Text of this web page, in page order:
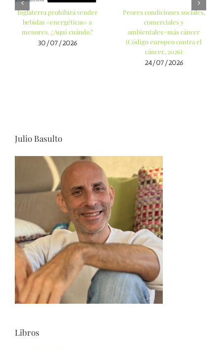
Inglaterra prohibirá vender
bebidas «energéticas» a
menores. ¿Aquí cuándo?
30/07/2026
Peores condiciones sociales,
comerciales y
ambientales=más cáncer
(Código europeo contra el
cáncer, 2026)
24/07/2026
Julio Basulto
Libros